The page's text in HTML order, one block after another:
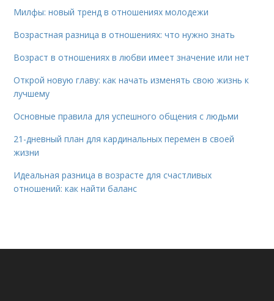
Милфы: новый тренд в отношениях молодежи
Возрастная разница в отношениях: что нужно знать
Возраст в отношениях в любви имеет значение или нет
Открой новую главу: как начать изменять свою жизнь к
лучшему
Основные правила для успешного общения с людьми
21-дневный план для кардинальных перемен в своей
жизни
Идеальная разница в возрасте для счастливых
отношений: как найти баланс